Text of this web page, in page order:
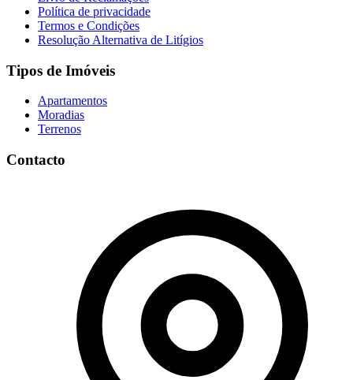
Política de privacidade
Termos e Condições
Resolução Alternativa de Litígios
Tipos de Imóveis
Apartamentos
Moradias
Terrenos
Contacto